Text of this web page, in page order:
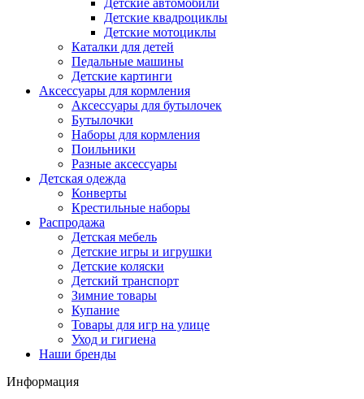
Детские автомобили
Детские квадроциклы
Детские мотоциклы
Каталки для детей
Педальные машины
Детские картинги
Аксессуары для кормления
Аксессуары для бутылочек
Бутылочки
Наборы для кормления
Поильники
Разные аксессуары
Детская одежда
Конверты
Крестильные наборы
Распродажа
Детская мебель
Детские игры и игрушки
Детские коляски
Детский транспорт
Зимние товары
Купание
Товары для игр на улице
Уход и гигиена
Наши бренды
Информация